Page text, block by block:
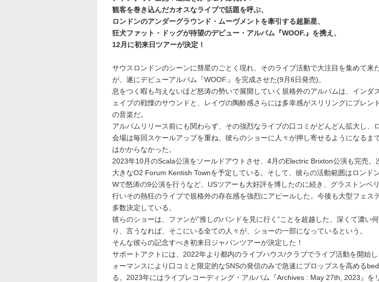
観客を巻き込んだカオスなライブで話題を呼ぶ、
ロンドンのアンダーグラウンド・ムーヴメントを牽引する超新星、
狂犬ファット・ドッグが待望のデビュー・アルバム『WOOF.』を携え、
12月に初来日ツアーが決定！
サウスロンドンのシーンに彗星のごとく現れ、そのライブ活動で大注目を集めて来
が、遂にデビューアルバム『WOOF.』を完成させた(9月6日発売)。
息をつく暇も与えないほど怒涛の勢いで展開していく規格外のアルバムは、インダ
ェイブの戦慄のサウンドと、レイヴの陶酔感さらには多幸感がスリリングにブレン
の音楽だ。
アルバムリリース前にも関わらず、その強烈なライブの口コミがどんどん拡大し、
会場は毎回スケールアップを重ね、彼らのショーに人々が押し寄せるようになるま
はかからなかった。
2023年10月のScala公演をソールドアウトさせ、4月のElectric Brixton公演も完売。
大きなO2 Forum Kentish Townを予定している。そして、彼らの活動範囲はロンド
Wで怒涛の9公演を行うなど、USツアーも大好評を博したのに続き、グラストンベ
行いその熱狂のライブで規格外の存在感を強烈にアピールした。今後も大型フェス
多数決定している。
彼らのショーは、ファンが”推しのバンドを見に行く”ことを超越した、深くて濃い
り、言うなれば、そこにいる全ての人々が、ショーの一部になっているという。
そんな彼らの記念すべき初来日ジャパンツアーが決定した！
サポートアクトには、2022年より都内のライブハウス/クラブでライブ活動を開始
ォーマンスにより口コミと限定的なSNSの発信のみで急速にプロップスを高める
る。2023年にはライブレコーディング・アルバム『Archives : May 27th, 2023』を